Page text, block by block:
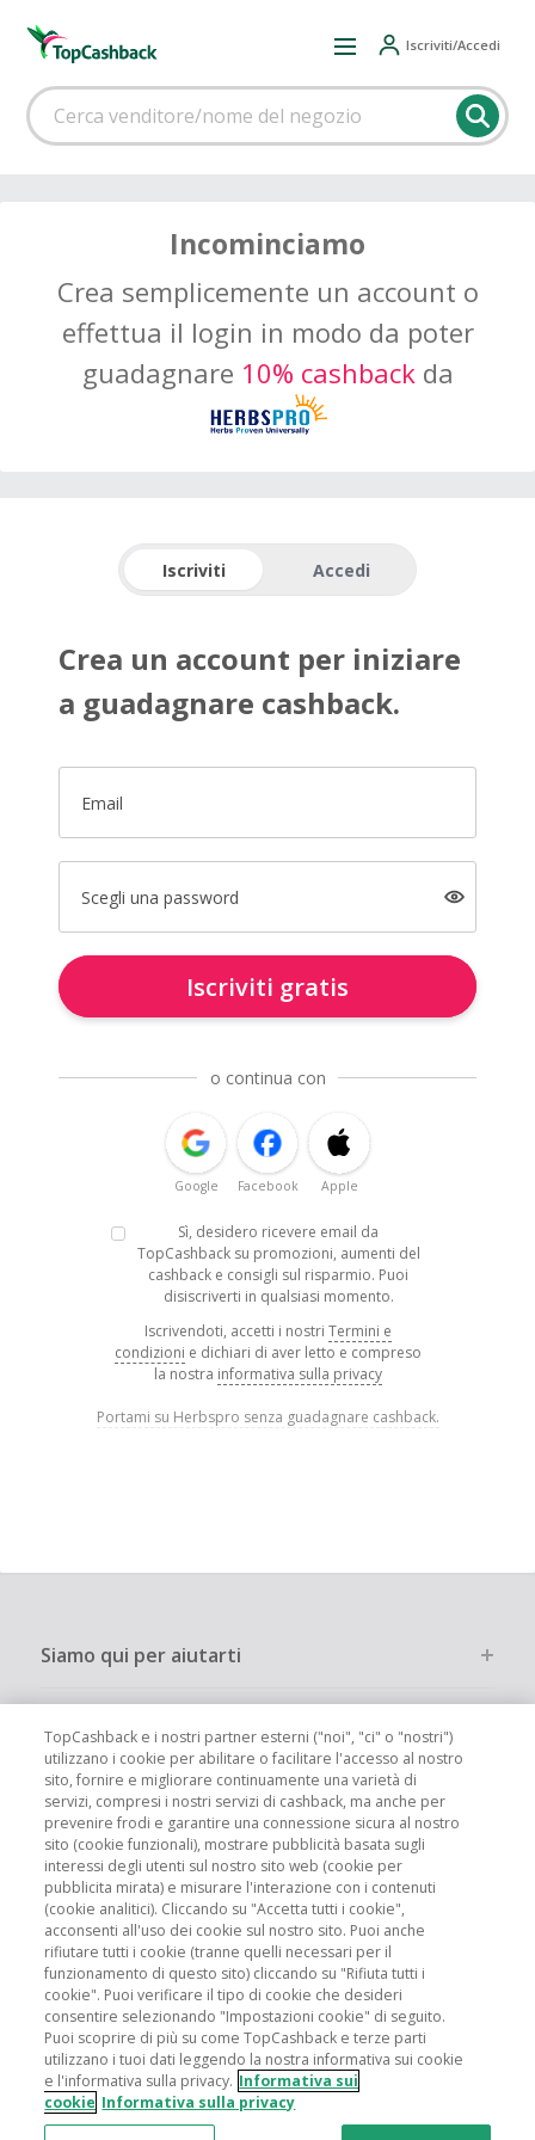
Iscriviti/Accedi
Incominciamo
Crea semplicemente un account o
effettua il login in modo da poter
guadagnare 10% cashbackda
Iscriviti Accedi
Crea un account per iniziare
a guadagnare cashback.
Email
Scegli una password
Iscriviti gratis
o continua con
Google Facebook Apple
Sì, desidero ricevere email da
TopCashback su promozioni, aumenti del
cashback e consigli sul risparmio. Puoi
disiscriverti in qualsiasi momento.
Iscrivendoti, accetti i nostri Termini e
condizioni e dichiari di aver letto e compreso
la nostra informativa sulla privacy
Portami su Herbspro senza guadagnare cashback.
Siamo qui per aiutarti
Chi siamo
Partecipa
Info legali
Siti globali UK US CN JP DE FR AU
TopCashback e i nostri partner esterni ("noi", "ci" o "nostri")
utilizzano i cookie per abilitare o facilitare l'accesso al nostro
sito, fornire e migliorare continuamente una varietà di
servizi, compresi i nostri servizi di cashback, ma anche per
prevenire frodi e garantire una connessione sicura al nostro
sito (cookie funzionali), mostrare pubblicità basata sugli
interessi degli utenti sul nostro sito web (cookie per
pubblicita mirata) e misurare l'interazione con i contenuti
(cookie analitici). Cliccando su "Accetta tutti i cookie",
acconsenti all'uso dei cookie sul nostro sito. Puoi anche
rifiutare tutti i cookie (tranne quelli necessari per il
funzionamento di questo sito) cliccando su "Rifiuta tutti i
cookie". Puoi verificare il tipo di cookie che desideri
consentire selezionando "Impostazioni cookie" di seguito.
Puoi scoprire di più su come TopCashback e terze parti
utilizzano i tuoi dati leggendo la nostra informativa sui cookie
e l'informativa sulla privacy. Informativa sui
cookie Informativa sulla privacy